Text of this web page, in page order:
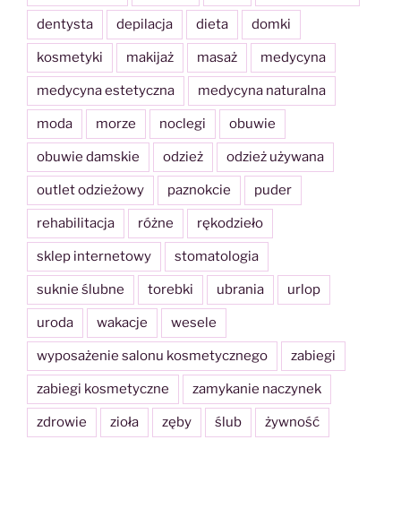
dentysta depilacja dieta domki
kosmetyki makijaż masaż medycyna
medycyna estetyczna medycyna naturalna
moda morze noclegi obuwie
obuwie damskie odzież odzież używana
outlet odzieżowy paznokcie puder
rehabilitacja różne rękodzieło
sklep internetowy stomatologia
suknie ślubne torebki ubrania urlop
uroda wakacje wesele
wyposażenie salonu kosmetycznego zabiegi
zabiegi kosmetyczne zamykanie naczynek
zdrowie zioła zęby ślub żywność